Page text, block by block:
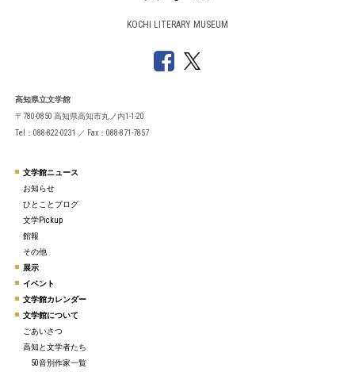
KOCHI LITERARY MUSEUM
高知県立文学館
〒780-0850 高知県高知市丸ノ内1-1-20
Tel：088-822-0231 ／ Fax：088-871-7857
文学館ニュース
お知らせ
ひとことブログ
文学Pickup
館報
その他
展示
イベント
文学館カレンダー
文学館について
ごあいさつ
高知と文学者たち
50音別作家一覧